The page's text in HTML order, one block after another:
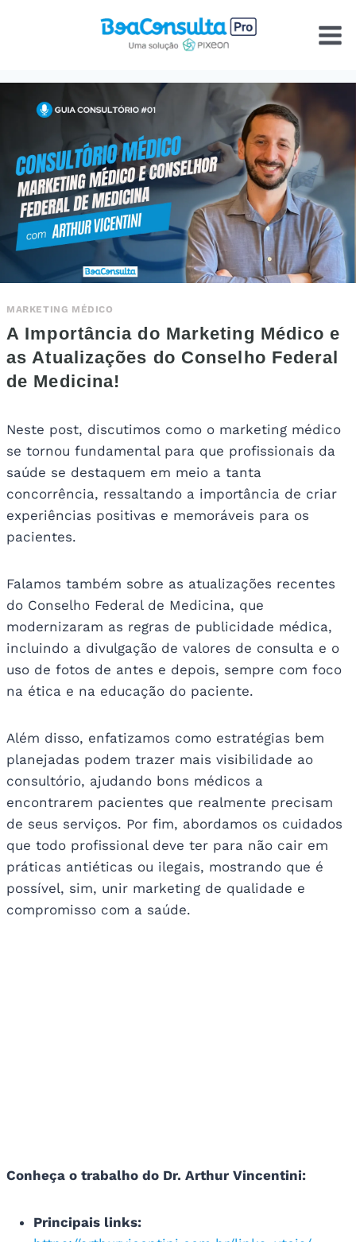
MARKETING MÉDICO
A Importância do Marketing Médico e
as Atualizações do Conselho Federal
de Medicina!
Neste post, discutimos como o marketing médico
se tornou fundamental para que profissionais da
saúde se destaquem em meio a tanta
concorrência, ressaltando a importância de criar
experiências positivas e memoráveis para os
pacientes.
Falamos também sobre as atualizações recentes
do Conselho Federal de Medicina, que
modernizaram as regras de publicidade médica,
incluindo a divulgação de valores de consulta e o
uso de fotos de antes e depois, sempre com foco
na ética e na educação do paciente.
Além disso, enfatizamos como estratégias bem
planejadas podem trazer mais visibilidade ao
consultório, ajudando bons médicos a
encontrarem pacientes que realmente precisam
de seus serviços. Por fim, abordamos os cuidados
que todo profissional deve ter para não cair em
práticas antiéticas ou ilegais, mostrando que é
possível, sim, unir marketing de qualidade e
compromisso com a saúde.
Conheça o trabalho do Dr. Arthur Vincentini:
Principais links: